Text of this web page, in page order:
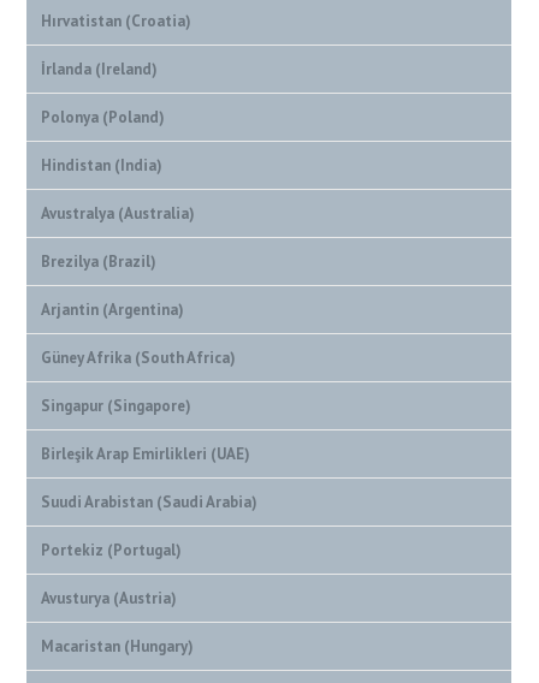
Hırvatistan (Croatia)
İrlanda (Ireland)
Polonya (Poland)
Hindistan (India)
Avustralya (Australia)
Brezilya (Brazil)
Arjantin (Argentina)
Güney Afrika (South Africa)
Singapur (Singapore)
Birleşik Arap Emirlikleri (UAE)
Suudi Arabistan (Saudi Arabia)
Portekiz (Portugal)
Avusturya (Austria)
Macaristan (Hungary)